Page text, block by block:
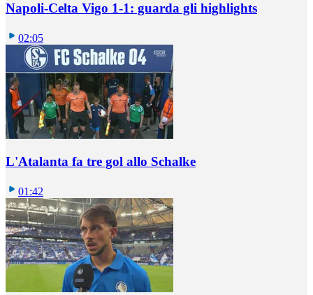
Napoli-Celta Vigo 1-1: guarda gli highlights
02:05
L'Atalanta fa tre gol allo Schalke
01:42